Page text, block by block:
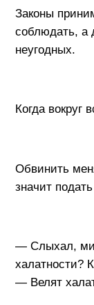
Законы
соблюдать, а
неугодных.
Когда вокруг
Обвинить
значит
— Слыхал,
халатности?
— Велят